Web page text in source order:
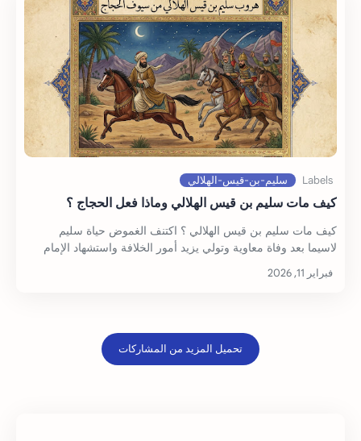
كيف مات سليم بن قيس الهلالي وماذا فعل الحجاج ؟
كيف مات سليم بن قيس الهلالي ؟ اكتنف الغموض حياة سليم
لاسيما بعد وفاة معاوية وتولي يزيد أمور الخلافة واستشهاد الإمام